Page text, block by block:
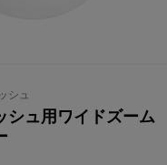
シュ
シュ用ワイドズーム